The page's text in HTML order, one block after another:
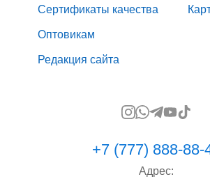
Сертификаты качества
Оптовикам
Редакция сайта
+7 (777) 888-88-
Адрес: